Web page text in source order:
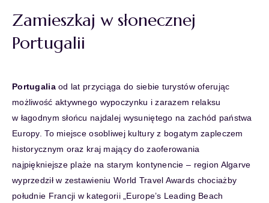
Zamieszkaj w słonecznej
Portugalii
Portugaliaod lat przyciąga do siebie turystów oferując
możliwość aktywnego wypoczynku i zarazem relaksu
w łagodnym słońcu najdalej wysuniętego na zachód państwa
Europy. To miejsce osobliwej kultury z bogatym zapleczem
historycznym oraz kraj mający do zaoferowania
najpiękniejsze plaże na starym kontynencie – region Algarve
wyprzedził w zestawieniu World Travel Awards chociażby
południe Francji w kategorii „Europe’s Leading Beach